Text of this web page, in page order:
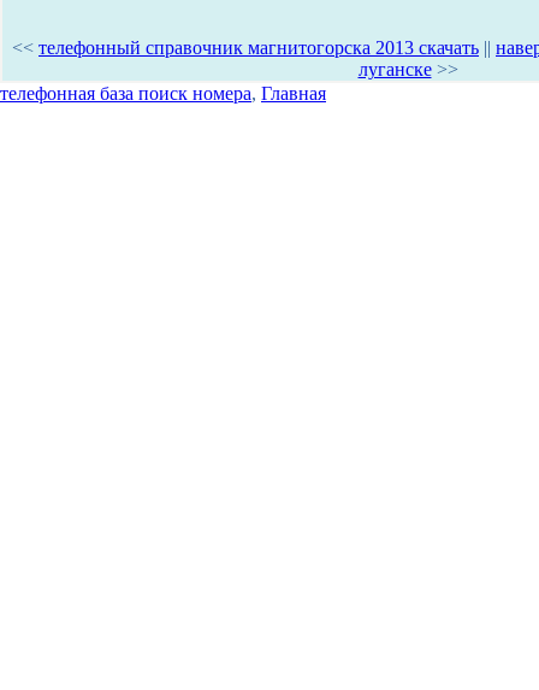
<< телефонный справочник магнитогорска 2013 скачать ||
луганске>>
телефонная база поиск номера, Главная